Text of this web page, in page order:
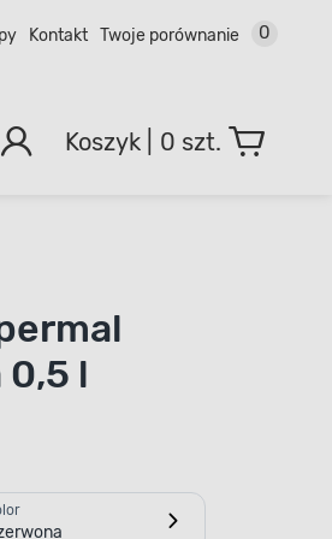
Kontakt Twoje porównanie 0
0 szt.
l